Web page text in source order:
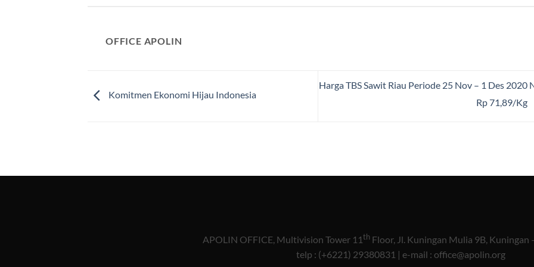
OFFICE APOLIN
Komitmen Ekonomi Hijau Indonesia
Harga TBS Sawit Riau Periode 25 Nov – 1 Des 2020
Rp 71,89/Kg
APOLIN OFFICE, Multivision Tower 11thFloor, Jl. Kuningan Mulia 9B, Kuningan
telp : (+6221) 29380831 | e-mail : office@apolin.org